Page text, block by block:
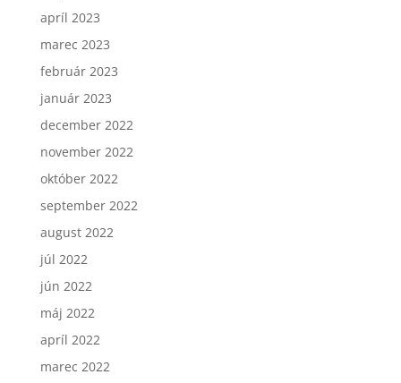
apríl 2023
marec 2023
február 2023
január 2023
december 2022
november 2022
október 2022
september 2022
august 2022
júl 2022
jún 2022
máj 2022
apríl 2022
marec 2022